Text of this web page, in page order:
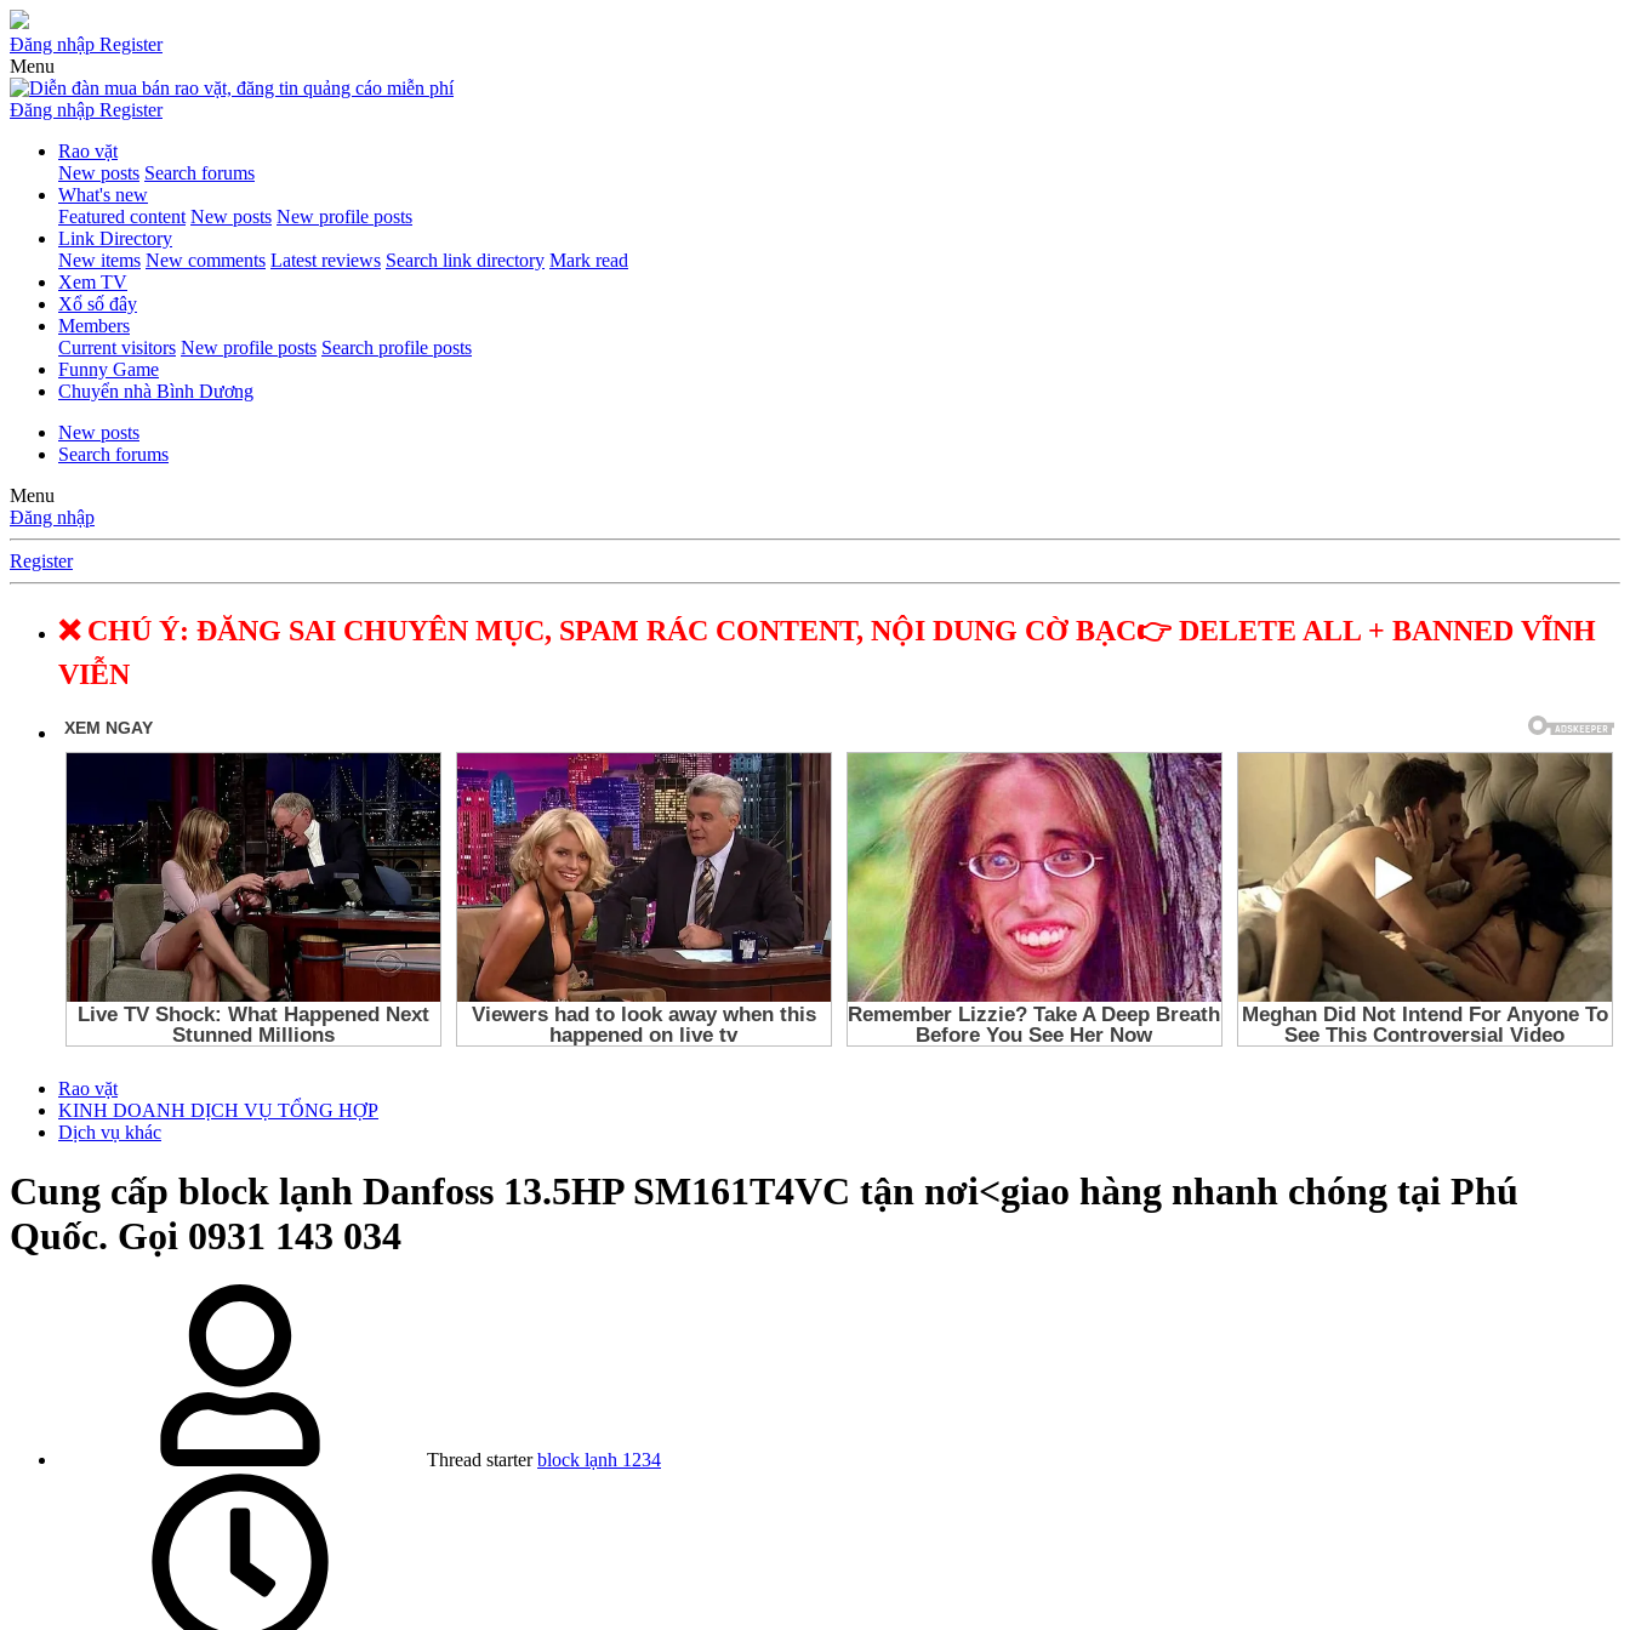
Đăng nhập Register
Menu
Đăng nhập Register
Rao vặt
New posts Search forums
What's new
Featured content New posts New profile posts
Link Directory
New items New comments Latest reviews Search link directory Mark read
Xem TV
Xổ số đây
Members
Current visitors New profile posts Search profile posts
Funny Game
Chuyển nhà Bình Dương
New posts
Search forums
Menu
Đăng nhập
Register
❌ CHÚ Ý: ĐĂNG SAI CHUYÊN MỤC, SPAM RÁC CONTENT, NỘI DUNG CỜ BẠC👉 DELETE ALL + BANNED VĨNH
VIỄN
Rao vặt
KINH DOANH DỊCH VỤ TỔNG HỢP
Dịch vụ khác
Cung cấp block lạnh Danfoss 13.5HP SM161T4VC tận nơi<giao hàng nhanh chóng tại Phú
Quốc. Gọi 0931 143 034
Thread starter block lạnh 1234